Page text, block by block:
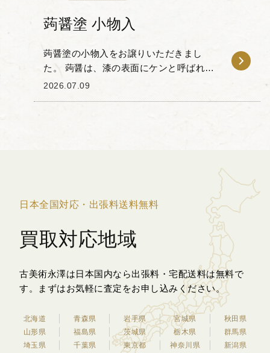
蒟醤塗 小物入
蒟醤塗の小物入をお譲りいただきまし
た。 蒟醤は、漆の表面にケンと呼ばれる
特製の彫刻刀で線彫りを施し、その凹み
2026.07.09
日本全国対応・出張料送料無料
買取対応地域
古美術永澤は日本国内なら出張料・宅配送料は無料で
す。
まずはお気軽に査定をお申し込みください。
北海道 青森県 岩手県 宮城県
秋田県
山形県
福島県 茨城県 栃木県
群馬県
埼玉県
千葉県 東京都 神奈川県
新潟県